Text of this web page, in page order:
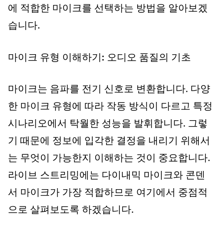
에 적합한 마이크를 선택하는 방법을 알아보겠
습니다.
마이크 유형 이해하기: 오디오 품질의 기초
마이크는 음파를 전기 신호로 변환합니다. 다양
한 마이크 유형에 따라 작동 방식이 다르고 특정
시나리오에서 탁월한 성능을 발휘합니다. 그렇
기 때문에 정보에 입각한 결정을 내리기 위해서
는 무엇이 가능한지 이해하는 것이 중요합니다.
라이브 스트리밍에는 다이내믹 마이크와 콘덴
서 마이크가 가장 적합하므로 여기에서 중점적
으로 살펴보도록 하겠습니다.